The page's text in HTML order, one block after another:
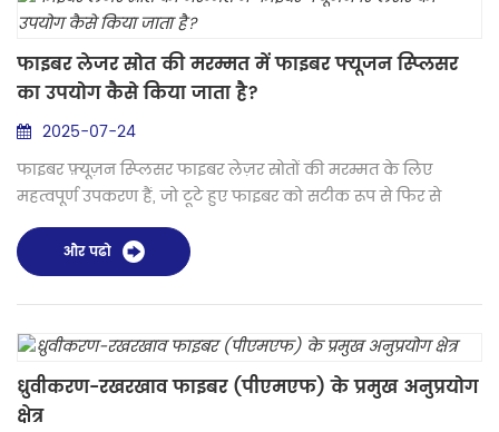
फाइबर लेजर स्रोत की मरम्मत में फाइबर फ्यूजन स्प्लिसर
का उपयोग कैसे किया जाता है?
2025-07-24
फाइबर फ़्यूज़न स्प्लिसर फाइबर लेज़र स्रोतों की मरम्मत के लिए
महत्वपूर्ण उपकरण हैं, जो टूटे हुए फाइबर को सटीक रूप से फिर से
जोड़ने या न्यूनतम सिग्नल हानि के साथ नए घटकों को जोड़ने में सक्षम
बनाते हैं। विशेष तकनीकों और उपकरणों के आधार पर, फाइबर लेज़र
मरम्मत में इनका उपयोग इस प्रकार किया जाता है: 1. सटीक क्लीविंग
और तैयारी फाइबर अंत तैयारी: जोड़ने से पहले, क्षतिग्रस्त फाइबर सिरों
को उपकरणों का उपयोग ...
और पढो
ध्रुवीकरण-रखरखाव फाइबर (पीएमएफ) के प्रमुख अनुप्रयोग
क्षेत्र